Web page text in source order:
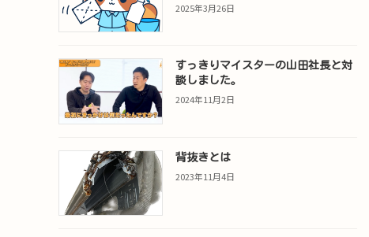
2025年3月26日
すっきりマイスターの山田社長と対
談しました。
2024年11月2日
背抜きとは
2023年11月4日